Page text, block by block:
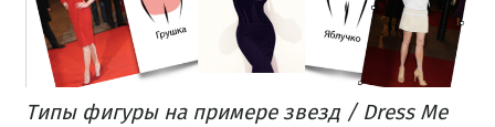
Типы фигуры на примере звезд / Dress Me